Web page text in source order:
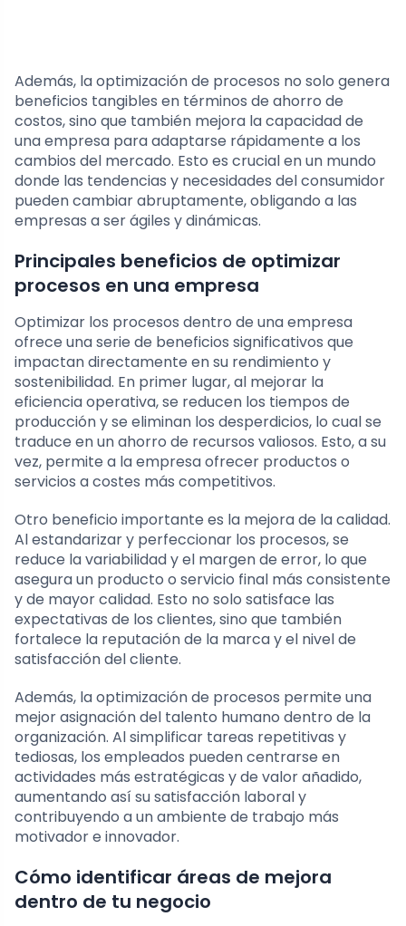
Además, la optimización de procesos no solo genera
beneficios tangibles en términos de ahorro de
costos, sino que también mejora la capacidad de
una empresa para adaptarse rápidamente a los
cambios del mercado. Esto es crucial en un mundo
donde las tendencias y necesidades del consumidor
pueden cambiar abruptamente, obligando a las
empresas a ser ágiles y dinámicas.
Principales beneficios de optimizar
procesos en una empresa
Optimizar los procesos dentro de una empresa
ofrece una serie de beneficios significativos que
impactan directamente en su rendimiento y
sostenibilidad. En primer lugar, al mejorar la
eficiencia operativa, se reducen los tiempos de
producción y se eliminan los desperdicios, lo cual se
traduce en un ahorro de recursos valiosos. Esto, a su
vez, permite a la empresa ofrecer productos o
servicios a costes más competitivos.
Otro beneficio importante es la mejora de la calidad.
Al estandarizar y perfeccionar los procesos, se
reduce la variabilidad y el margen de error, lo que
asegura un producto o servicio final más consistente
y de mayor calidad. Esto no solo satisface las
expectativas de los clientes, sino que también
fortalece la reputación de la marca y el nivel de
satisfacción del cliente.
Además, la optimización de procesos permite una
mejor asignación del talento humano dentro de la
organización. Al simplificar tareas repetitivas y
tediosas, los empleados pueden centrarse en
actividades más estratégicas y de valor añadido,
aumentando así su satisfacción laboral y
contribuyendo a un ambiente de trabajo más
motivador e innovador.
Cómo identificar áreas de mejora
dentro de tu negocio